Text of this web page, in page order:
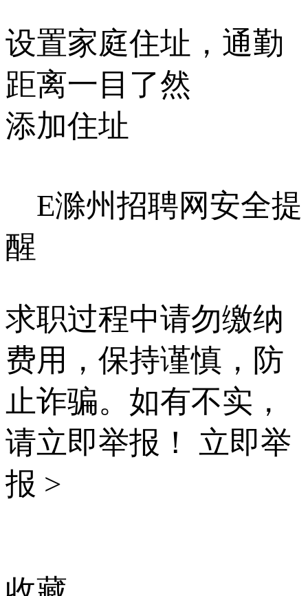
设置家庭住址，通勤
距离一目了然
添加住址
E滁州招聘网安全提
醒
求职过程中请勿缴纳
费用，保持谨慎，防
止诈骗。如有不实，
请立即举报！ 立即举
报 >